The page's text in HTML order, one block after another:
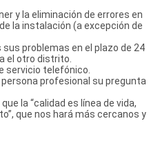
y la eliminación de errores en
la instalación (a excepción de
problemas en el plazo de 24
el otro distrito.
servicio telefónico.
profesional su pregunta
la “calidad es línea de vida,
que nos hará más cercanos y